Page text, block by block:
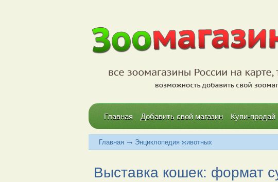
Главная Добавить свой магазин Купи-продай
Главная → Энциклопедия животных
Выставка кошек: формат